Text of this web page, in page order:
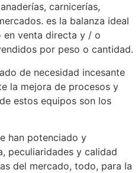
carnicerías,
es la balanza ideal
en venta directa y / o
por peso o cantidad.
de necesidad incesante
la mejora de procesos y
estos equipos son los
han potenciado y
peculiaridades y calidad
del mercado, todo, para la